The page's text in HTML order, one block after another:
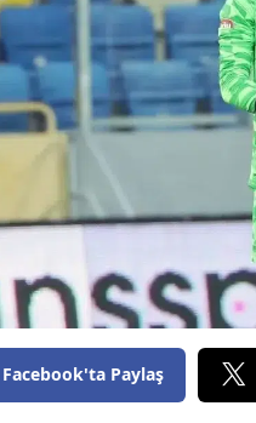
Facebook'ta Paylaş